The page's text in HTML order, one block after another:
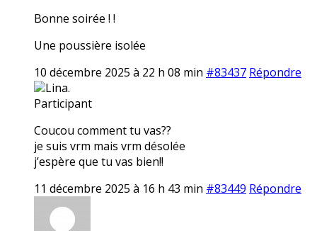
Bonne soirée ! !
Une poussière isolée
10 décembre 2025 à 22 h 08 min #83437 Répondre
Lina.
Participant
Coucou comment tu vas??
je suis vrm mais vrm désolée
j’espère que tu vas bien!!
11 décembre 2025 à 16 h 43 min #83449 Répondre